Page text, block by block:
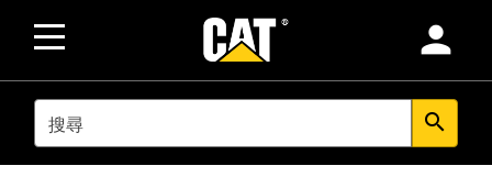
person
SEARCH search